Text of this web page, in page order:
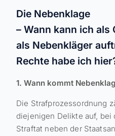
Die Nebenklage
– Wann kann ich
als Nebenkläger
Rechte habe ich
1. Wann kommt
Die Strafprozessordnung
diejenigen Delikte auf, bei
Straftat neben der